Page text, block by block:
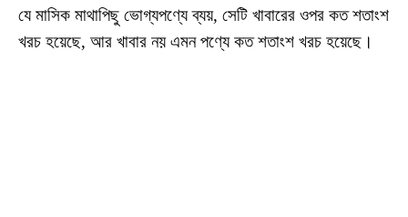
যে মাসিক মাথাপিছু ভোগ্যপণ্যে ব্যয়, সেটি খাবারের ওপর কত শতাংশ
খরচ হয়েছে, আর খাবার নয় এমন পণ্যে কত শতাংশ খরচ হয়েছে।